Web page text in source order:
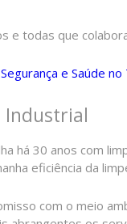
e todas que
e Saúde
Industrial
há 30 anos com
eficiência da
com o meio